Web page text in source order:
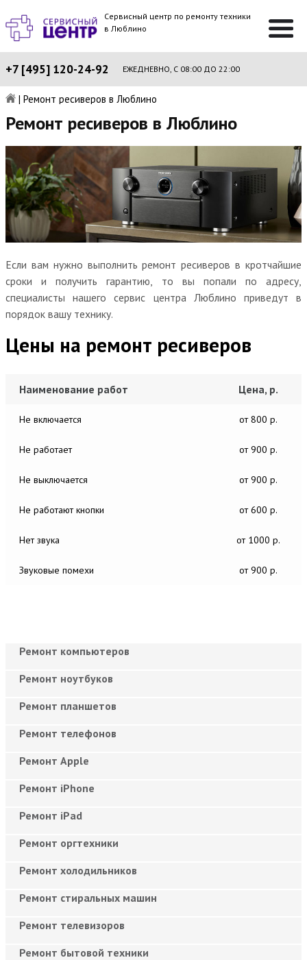
Сервисный центр по ремонту техники
в Люблино
+7 [495] 120-24-92 ЕЖЕДНЕВНО, С 08:00 ДО 22:00
| Ремонт ресиверов в Люблино
Ремонт ресиверов в Люблино
Если вам нужно выполнить ремонт ресиверов в кротчайшие
сроки и получить гарантию, то вы попали по адресу,
специалисты нашего сервис центра Люблино приведут в
порядок вашу технику.
Цены на ремонт ресиверов
Наименование работ Цена, р.
Не включается от 800 р.
Не работает от 900 р.
Не выключается от 900 р.
Не работают кнопки от 600 р.
Нет звука от 1000 р.
Звуковые помехи от 900 р.
Ремонт компьютеров
Ремонт ноутбуков
Ремонт планшетов
Ремонт телефонов
Ремонт Apple
Ремонт iPhone
Ремонт iPad
Ремонт оргтехники
Ремонт холодильников
Ремонт стиральных машин
Ремонт телевизоров
Ремонт бытовой техники